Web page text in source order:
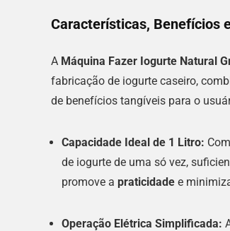
Características, Benefícios
A Máquina Fazer Iogurte Natural
fabricação de iogurte caseiro,
de benefícios tangíveis para o
Capacidade Ideal de 1 Litro:
de iogurte de uma só vez,
promove a praticidade e
Operação Elétrica Simplificada: